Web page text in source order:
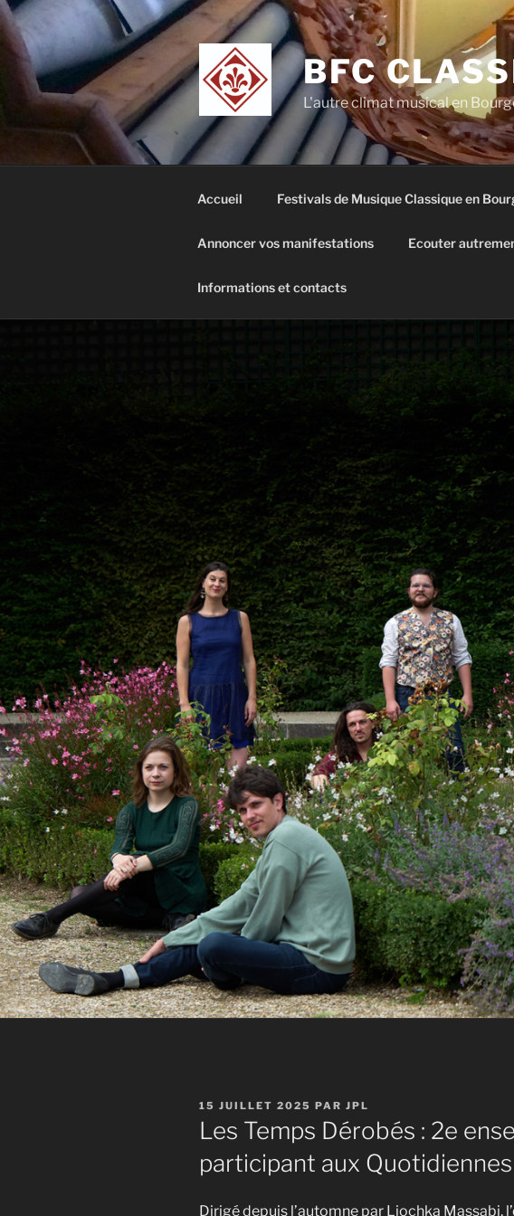
Aller
au
contenu
principal
BFC
L'autre climat musical en
Accueil Festivals de Musique Classique en
Annoncer vos manifestations Ecouter
Informations et contacts
PUBLIÉ
LE
15 JUILLET 2025 PAR JPL
Les Temps Dérobés : 2e
participant aux
Dirigé depuis l’automne par Liochka Massabi,